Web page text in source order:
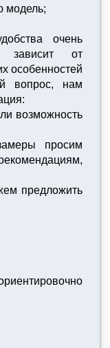
модель;
очень
зависит от
особенностей
вопрос, нам
возможность
просим
предложить